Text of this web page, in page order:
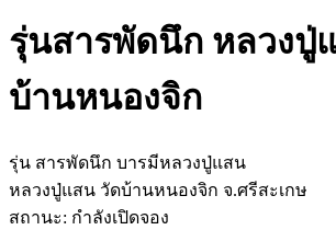
รุ่นสารพัดนึก หลวงปู่
บ้านหนองจิก
รุ่น สารพัดนึก บารมีหลวงปู่แสน
หลวงปู่แสน วัดบ้านหนองจิก จ.ศรีสะเกษ
สถานะ: กำลังเปิดจอง